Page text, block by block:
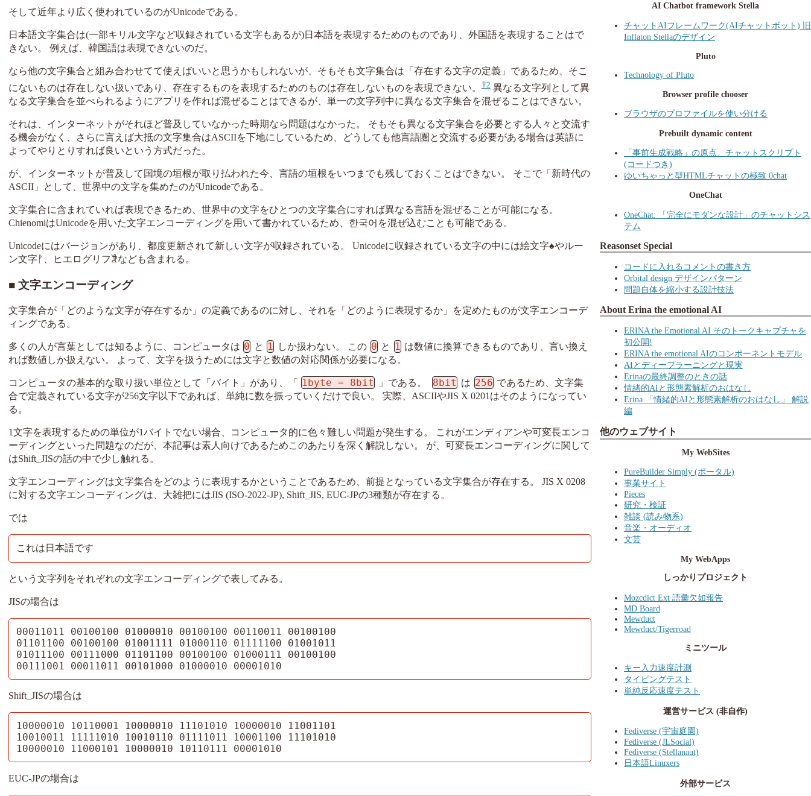
そして近年より広く使われているのがUnicodeである。
日本語文字集合は(一部キリル文字など収録されている文字もあるが)日本語を表現するためのものであり、外国語を表現することはで
きない。 例えば、韓国語は表現できないのだ。
なら他の文字集合と組み合わせてて使えばいいと思うかもしれないが、そもそも文字集合は「存在する文字の定義」であるため、そこ
にないものは存在しない扱いであり、存在するものを表現するためのものは存在しないものを表現できない。 2異なる文字列として異
なる文字集合を並べられるようにアプリを作れば混ぜることはできるが、単一の文字列中に異なる文字集合を混ぜることはできない。
それは、インターネットがそれほど普及していなかった時期なら問題はなかった。 そもそも異なる文字集合を必要とする人々と交流す
る機会がなく、さらに言えば大抵の文字集合はASCIIを下地にしているため、どうしても他言語圏と交流する必要がある場合は英語に
よってやりとりすれば良いという方式だった。
が、インターネットが普及して国境の垣根が取り払われた今、言語の垣根をいつまでも残しておくことはできない。 そこで「新時代の
ASCII」として、世界中の文字を集めたのがUnicodeである。
文字集合に含まれていれば表現できるため、世界中の文字をひとつの文字集合にすれば異なる言語を混ぜることが可能になる。
ChienomiはUnicodeを用いた文字エンコーディングを用いて書かれているため、한국어を混ぜ込むことも可能である。
Unicodeにはバージョンがあり、都度更新されて新しい文字が収録されている。 Unicodeに収録されている文字の中には絵文字♠️やルー
ン文字ᚡ、ヒエログリフ𐦀なども含まれる。
文字エンコーディング
文字集合が「どのような文字が存在するか」の定義であるのに対し、それを「どのように表現するか」を定めたものが文字エンコーデ
ィングである。
多くの人が言葉としては知るように、コンピュータは 0 と 1 しか扱わない。 この 0 と 1 は数値に換算できるものであり、言い換え
れば数値しか扱えない。 よって、文字を扱うためには文字と数値の対応関係が必要になる。
コンピュータの基本的な取り扱い単位として「バイト」があり、「 1byte = 8bit 」である。 8bit は 256 であるため、文字集
合で定義されている文字が256文字以下であれば、単純に数を振っていくだけで良い。 実際、ASCIIやJIS X 0201はそのようになってい
る。
1文字を表現するための単位が1バイトでない場合、コンピュータ的に色々難しい問題が発生する。 これがエンディアンや可変長エンコ
ーディングといった問題なのだが、本記事は素人向けであるためこのあたりを深く解説しない。 が、可変長エンコーディングに関して
はShift_JISの話の中で少し触れる。
文字エンコーディングは文字集合をどのように表現するかということであるため、前提となっている文字集合が存在する。 JIS X 0208
に対する文字エンコーディングは、大雑把にはJIS (ISO-2022-JP), Shift_JIS, EUC-JPの3種類が存在する。
では
これは日本語です
という文字列をそれぞれの文字エンコーディングで表してみる。
JISの場合は
00011011 00100100 01000010 00100100 00110011 00100100
01101100 00100100 01001111 01000110 01111100 01001011
01011100 00111000 01101100 00100100 01000111 00100100
00111001 00011011 00101000 01000010 00001010
Shift_JISの場合は
10000010 10110001 10000010 11101010 10000010 11001101
10010011 11111010 10010110 01111011 10001100 11101010
10000010 11000101 10000010 10110111 00001010
EUC-JPの場合は
AI Chatbot framework Stella
チャットAIフレームワーク(AIチャットボット) 旧
Inflaton Stellaのデザイン
Pluto
Technology of Pluto
Browser profile chooser
ブラウザのプロファイルを使い分ける
Prebuilt dynamic content
「事前生成戦略」の原点、チャットスクリプト
(コードつき)
ゆいちゃっと型HTMLチャットの極致 0chat
OneChat
OneChat: 「完全にモダンな設計」のチャットシス
テム
Reasonset Special
コードに入れるコメントの書き方
Orbital design デザインパターン
問題自体を縮小する設計技法
About Erina the emotional AI
ERINA the Emotional AI そのトークキャプチャを
初公開!
ERINA the emotional AIのコンポーネントモデル
AIとディープラーニングと現実
Erinaの最終調整のときの話
情緒的AIと形態素解析のおはなし
Erina 「情緒的AIと形態素解析のおはなし」 解説
編
他のウェブサイト
My WebSites
PureBuilder Simply (ポータル)
事業サイト
Pieces
研究・検証
雑談 (読み物系)
音楽・オーディオ
文芸
My WebApps
しっかりプロジェクト
Mozcdict Ext 語彙欠如報告
MD Board
Mewduct
Mewduct/Tigerroad
ミニツール
キー入力速度計測
タイピングテスト
単純反応速度テスト
運営サービス (非自作)
Fediverse (宇宙庭園)
Fediverse (JLSocial)
Fediverse (Stellanaut)
日本語Linuxers
外部サービス